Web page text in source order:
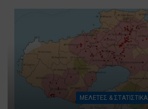
ΜΕΛΕΤΕΣ & ΣΤΑΤΙΣΤΙΚΑ